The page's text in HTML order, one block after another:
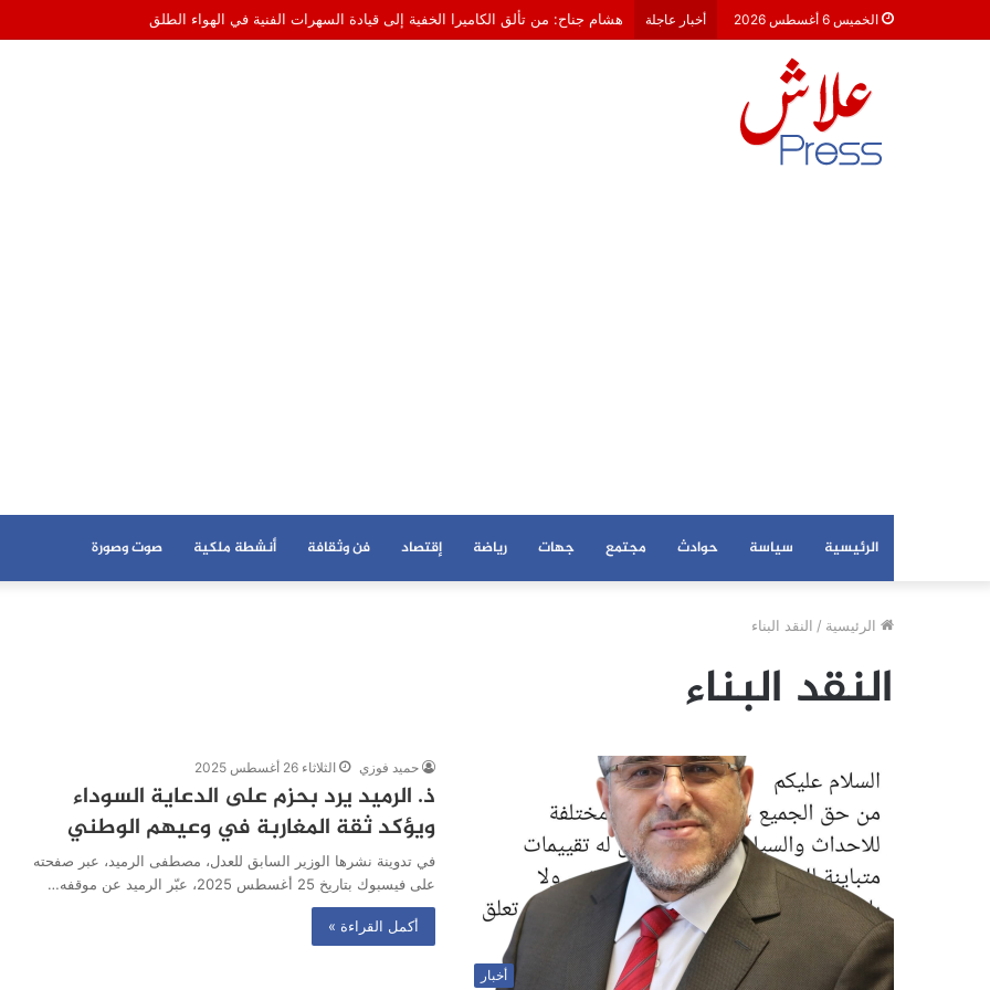
الخميس 6 أغسطس 2026 أخبار عاجلة معركة 23 شتنبر 2026: هل أصبحت الأحزاب السياسية مجرد محطات لـ “الترحال الانتخابي”؟
الرئيسية سياسة حوادث مجتمع جهات رياضة إقتصاد فن وثقافة أنشطة ملكية صوت وصورة
الرئيسية / النقد البناء
النقد البناء
أخبار
حميد فوزي الثلاثاء 26 أغسطس 2025
ذ. الرميد يرد بحزم على الدعاية السوداء
ويؤكد ثقة المغاربة في وعيهم الوطني
في تدوينة نشرها الوزير السابق للعدل، مصطفى الرميد، عبر صفحته
على فيسبوك بتاريخ 25 أغسطس 2025، عبّر الرميد عن موقفه…
أكمل القراءة »